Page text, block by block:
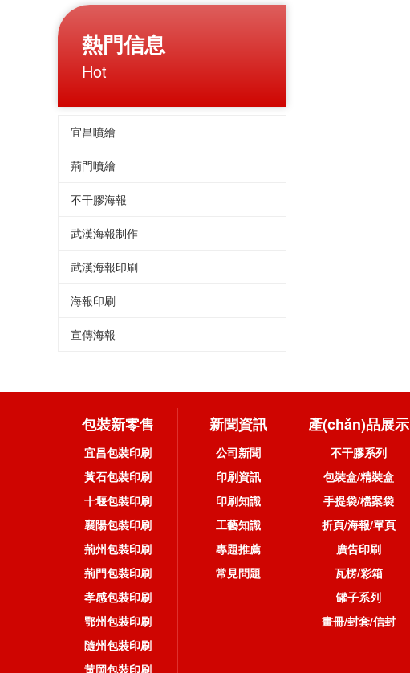
熱門信息
Hot
宜昌噴繪
荊門噴繪
不干膠海報
武漢海報制作
武漢海報印刷
海報印刷
宣傳海報
包裝新零售
宜昌包裝印刷
黃石包裝印刷
十堰包裝印刷
襄陽包裝印刷
荊州包裝印刷
荊門包裝印刷
孝感包裝印刷
鄂州包裝印刷
隨州包裝印刷
黃岡包裝印刷
新聞資訊
公司新聞
印刷資訊
印刷知識
工藝知識
專題推薦
常見問題
產(chǎn)品展示
不干膠系列
包裝盒/精裝盒
手提袋/檔案袋
折頁/海報/單頁
廣告印刷
瓦楞/彩箱
罐子系列
畫冊/封套/信封